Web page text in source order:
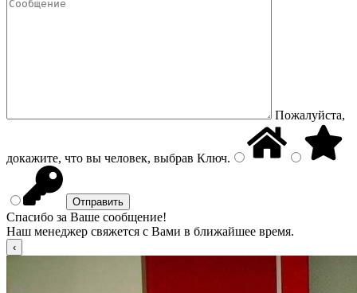
Пожалуйста,
докажите, что вы человек, выбрав Ключ.
Спасибо за Ваше сообщение!
Наш менеджер свяжется с Вами в ближайшее время.